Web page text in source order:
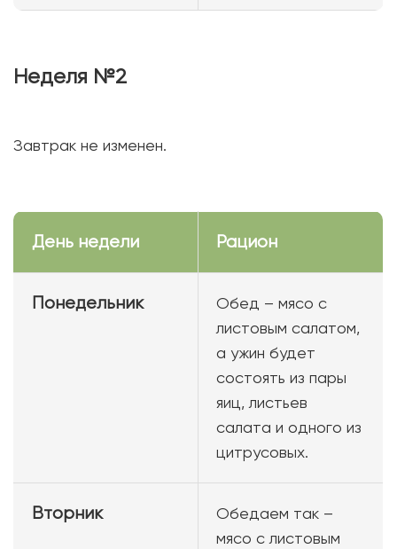
Неделя №2
Завтрак не изменен.
День недели Рацион
Понедельник
Обед – мясо с
листовым салатом,
а ужин будет
состоять из пары
яиц, листьев
салата и одного из
цитрусовых.
Вторник
Обедаем так –
мясо с листовым